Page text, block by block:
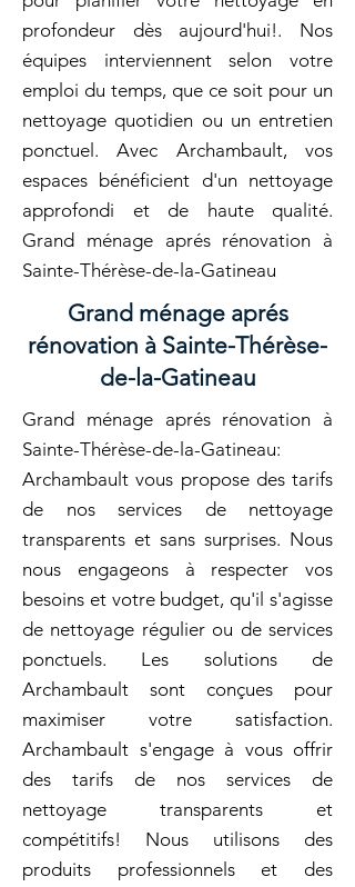
profondeur dès aujourd'hui!. Nos
équipes interviennent selon votre
emploi du temps, que ce soit pour un
nettoyage quotidien ou un entretien
ponctuel. Avec Archambault, vos
espaces bénéficient d'un nettoyage
approfondi et de haute qualité.
Grand ménage aprés rénovation à
Sainte-Thérèse-de-la-Gatineau
Grand ménage aprés
rénovation à Sainte-Thérèse-
de-la-Gatineau
Grand ménage aprés rénovation à
Sainte-Thérèse-de-la-Gatineau:
Archambault vous propose des tarifs
de nos services de nettoyage
transparents et sans surprises. Nous
nous engageons à respecter vos
besoins et votre budget, qu'il s'agisse
de nettoyage régulier ou de services
ponctuels. Les solutions de
Archambault sont conçues pour
maximiser votre satisfaction.
Archambault s'engage à vous offrir
des tarifs de nos services de
nettoyage transparents et
compétitifs! Nous utilisons des
produits professionnels et des